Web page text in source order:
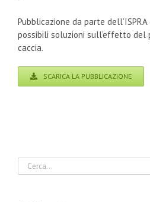
Pubblicazione da parte
possibili soluzioni sull’effetto del
caccia.
SCARICA LA PUBBLICAZIONE
Cerca
per: